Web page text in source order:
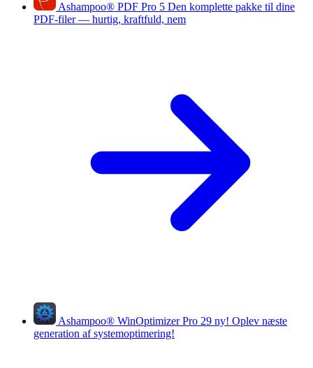
Ashampoo® PDF Pro 5 Den komplette pakke til dine
PDF-filer — hurtig, kraftfuld, nem
Ashampoo® WinOptimizer Pro 29 ny! Oplev næste
generation af systemoptimering!